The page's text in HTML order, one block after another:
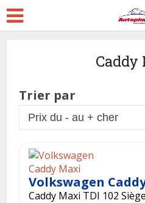
Caddy
Trier par
Volkswagen
Caddy Maxi TDI 102